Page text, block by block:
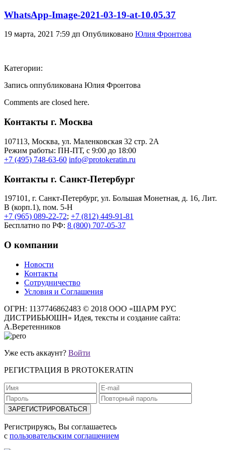
WhatsApp-Image-2021-03-19-at-10.05.37
19 марта, 2021 7:59 дп Опубликовано Юлия Фронтова
Категории:
Запись оппубликована Юлия Фронтова
Comments are closed here.
Контакты г. Москва
107113, Moсква, ул. Маленковская 32 стр. 2А
Режим работы: ПН-ПТ, с 9:00 до 18:00
+7 (495) 748-63-60 info@protokeratin.ru
Контакты г. Санкт-Петербург
197101, г. Санкт-Петербург, ул. Большая Монетная, д. 16, Лит.
В (корп.1), пом. 5-Н
+7 (965) 089-22-72; +7 (812) 449-91-81
Бесплатно по РФ: 8 (800) 707-05-37
О компании
Новости
Контакты
Сотрудничество
Условия и Соглашения
ОГРН: 1137746862483 © 2018 ООО «ШАРМ РУС
ДИСТРИБЬЮШН» Идея, тексты и создание сайта:
А.Веретенников
Уже есть аккаунт? Войти
РЕГИСТРАЦИЯ В PROTOKERATIN
Регистрируясь, Вы соглашаетесь
с пользовательским соглашением